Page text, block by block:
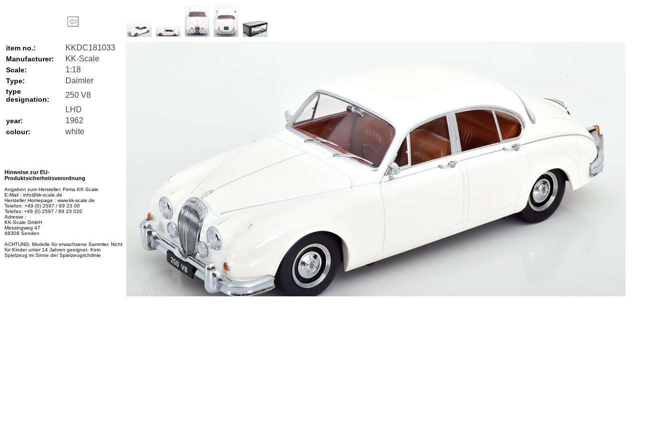
item no.: KKDC181033
Manufacturer: KK-Scale
Scale: 1:18
Type: Daimler
type
designation:
250 V8
LHD
year: 1962
colour: white
Hinweise zur EU-
Produktsicherheitsverordnung
Angaben zum Hersteller: Firma KK-Scale
E-Mail : info@kk-scale.de
Hersteller Homepage : www.kk-scale.de
Telefon: +49 (0) 2597 / 69 23 00
Telefax: +49 (0) 2597 / 69 23 020
Adresse :
KK-Scale GmbH
Messingweg 47
48308 Senden
ACHTUNG: Modelle für erwachsene Sammler. Nicht
für Kinder unter 14 Jahren geeignet. Kein
Spielzeug im Sinne der Spielzeugrichtlinie